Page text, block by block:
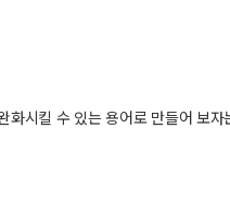
시킬 수 있는 용어로 만들어 보